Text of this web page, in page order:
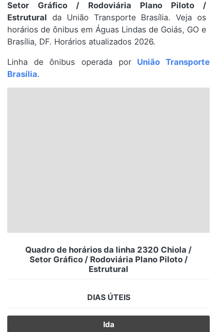
Paraná
Santa Catarina
Rio Grande do Sul
Setor Gráfico / Rodoviária Plano Piloto /
Estrutural da União Transporte Brasília. Veja os
horários de ônibus em Águas Lindas de Goiás, GO e
Brasília, DF. Horários atualizados 2026.
Linha de ônibus operada por União Transporte
Brasília.
Quadro de horários da linha 2320 Chiola /
Setor Gráfico / Rodoviária Plano Piloto /
Estrutural
DIAS ÚTEIS
Ida